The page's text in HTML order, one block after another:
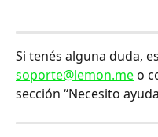
Si tenés alguna duda,
soporte@lemon.me o
sección “Necesito